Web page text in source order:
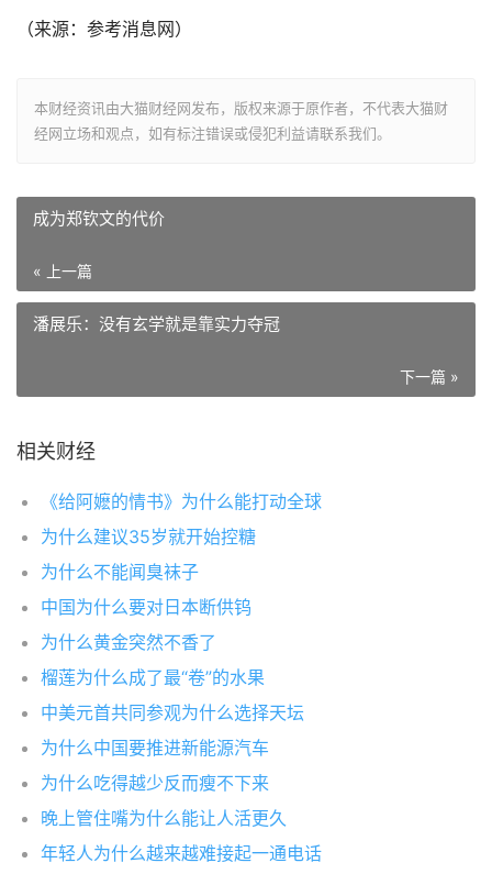
（来源：参考消息网）
本财经资讯由大猫财经网发布，版权来源于原作者，不代表大猫财
经网立场和观点，如有标注错误或侵犯利益请联系我们。
成为郑钦文的代价
« 上一篇
潘展乐：没有玄学就是靠实力夺冠
下一篇 »
相关财经
《给阿嬷的情书》为什么能打动全球
为什么建议35岁就开始控糖
为什么不能闻臭袜子
中国为什么要对日本断供钨
为什么黄金突然不香了
榴莲为什么成了最“卷”的水果
中美元首共同参观为什么选择天坛
为什么中国要推进新能源汽车
为什么吃得越少反而瘦不下来
晚上管住嘴为什么能让人活更久
年轻人为什么越来越难接起一通电话